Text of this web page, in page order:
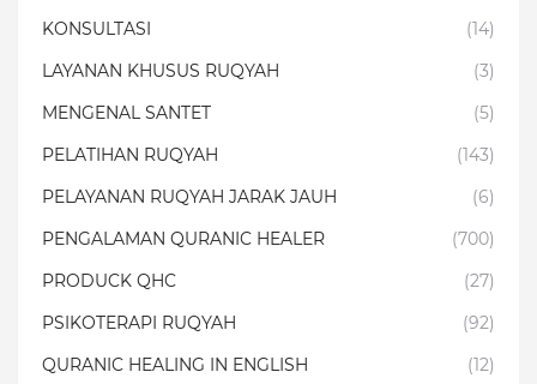
KONSULTASI
(14)
LAYANAN KHUSUS RUQYAH
(3)
MENGENAL SANTET
(5)
PELATIHAN RUQYAH
(143)
PELAYANAN RUQYAH JARAK JAUH
(6)
PENGALAMAN QURANIC HEALER
(700)
PRODUCK QHC
(27)
PSIKOTERAPI RUQYAH
(92)
QURANIC HEALING IN ENGLISH
(12)